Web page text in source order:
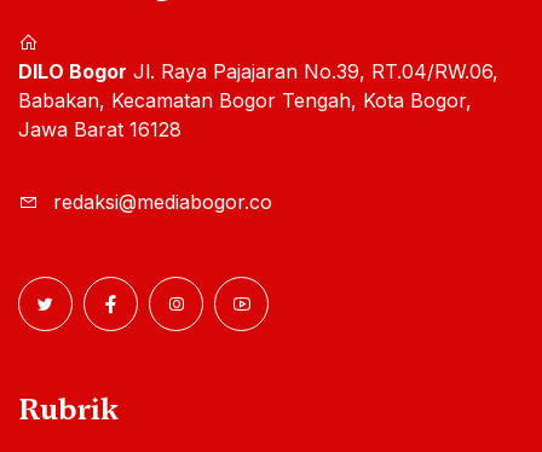
DILO Bogor Jl. Raya Pajajaran No.39, RT.04/RW.06,
Babakan, Kecamatan Bogor Tengah, Kota Bogor,
Jawa Barat 16128
redaksi@mediabogor.co
Rubrik